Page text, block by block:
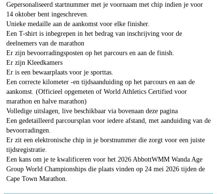
Gepersonaliseerd startnummer met je voornaam met chip indien je voor
14 oktober bent ingeschreven.
Unieke medaille aan de aankomst voor elke finisher.
Een T-shirt is inbegrepen in het bedrag van inschrijving voor de
deelnemers van de marathon
Er zijn bevoorradingsposten op het parcours en aan de finish.
Er zijn Kleedkamers
Er is een bewaarplaats voor je sporttas.
Een correcte kilometer -en tijdsaanduiding op het parcours en aan de
aankomst. (Officieel opgemeten of World Athletics Certified voor
marathon en halve marathon)
Volledige uitslagen, live beschikbaar via bovenaan deze pagina
Een gedetailleerd parcoursplan voor iedere afstand, met aanduiding van de
bevoorradingen.
Er zit een elektronische chip in je borstnummer die zorgt voor een juiste
tijdsregistratie.
Een kans om je te kwalificeren voor het 2026 AbbottWMM Wanda Age
Group World Championships die plaats vinden op 24 mei 2026 tijden de
Cape Town Marathon.